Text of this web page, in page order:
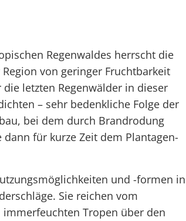
Regenwaldes herrscht die
von geringer Fruchtbarkeit
letzten Regenwälder in dieser
– sehr bedenkliche Folge der
bei dem durch Brandrodung
für kurze Zeit dem Plantagen-
und -formen in
Sie reichen vom
Tropen über den